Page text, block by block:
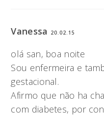
Vanessa 20.02.15
olá san, boa noite
Sou enfermeira e
gestacional.
Afirmo que não ha
com diabetes, por